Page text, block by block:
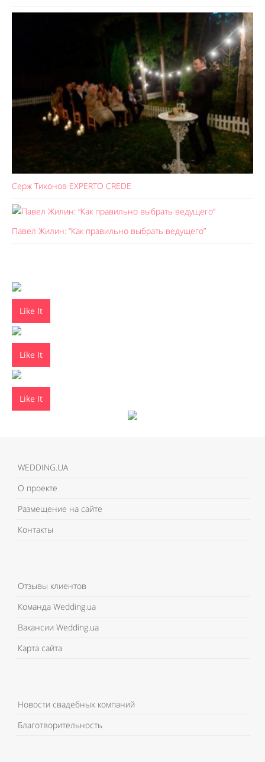
Серж Тихонов EXPERTO CREDE
Павел Жилин: “Как правильно выбрать ведущего”
Like It
Like It
Like It
WEDDING.UA
О проекте
Размещение на сайте
Контакты
Отзывы клиентов
Команда Wedding.ua
Вакансии Wedding.ua
Карта сайта
Новости свадебных компаний
Благотворительность